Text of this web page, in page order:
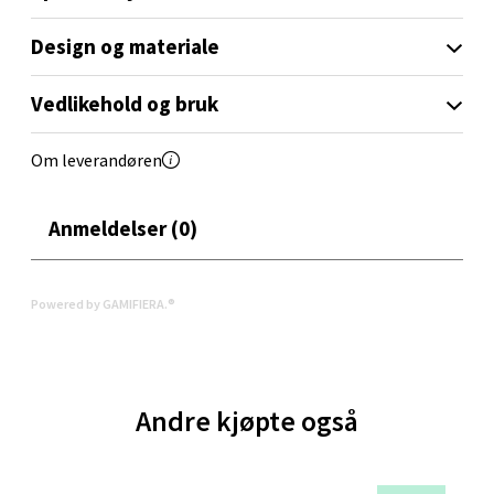
Design og materiale
Vedlikehold og bruk
Om leverandøren
Anmeldelser (0)
Powered by GAMIFIERA.®
Andre kjøpte også
Oppdal - Aunasenteret
Orkanger - Thon Senter Orkanger